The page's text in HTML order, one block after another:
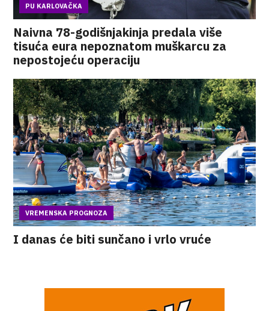
PU KARLOVAČKA
Naivna 78-godišnjakinja predala više
tisuća eura nepoznatom muškarcu za
nepostojeću operaciju
VREMENSKA PROGNOZA
I danas će biti sunčano i vrlo vruće